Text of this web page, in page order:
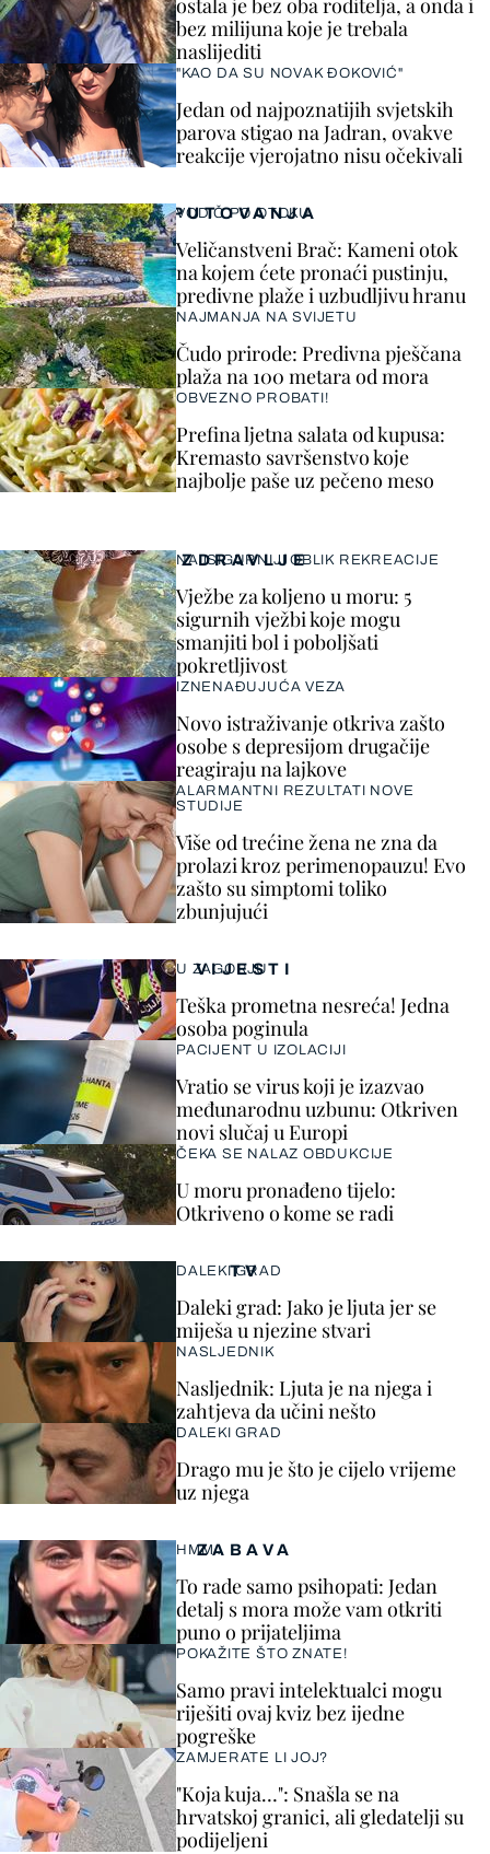
VIJESTI
U ZAGORJU
Teška prometna nesreća! Jedna
osoba poginula
PACIJENT U IZOLACIJI
Vratio se virus koji je izazvao
međunarodnu uzbunu: Otkriven
novi slučaj u Europi
ČEKA SE NALAZ OBDUKCIJE
U moru pronađeno tijelo:
Otkriveno o kome se radi
bez milijuna koje je trebala
naslijediti
"KAO DA SU NOVAK ĐOKOVIĆ"
Jedan od najpoznatijih svjetskih
parova stigao na Jadran, ovakve
reakcije vjerojatno nisu očekivali
ZDRAVLJE
NAJSIGURNIJI OBLIK REKREACIJE
Vježbe za koljeno u moru: 5
sigurnih vježbi koje mogu
smanjiti bol i poboljšati
pokretljivost
IZNENAĐUJUĆA VEZA
Novo istraživanje otkriva zašto
osobe s depresijom drugačije
reagiraju na lajkove
ALARMANTNI REZULTATI NOVE
STUDIJE
Više od trećine žena ne zna da
prolazi kroz perimenopauzu! Evo
zašto su simptomi toliko
zbunjujući
ZABAVA
HMM…
To rade samo psihopati: Jedan
detalj s mora može vam otkriti
puno o prijateljima
POKAŽITE ŠTO ZNATE!
Samo pravi intelektualci mogu
riješiti ovaj kviz bez ijedne
pogreške
ZAMJERATE LI JOJ?
"Koja kuja…": Snašla se na
hrvatskoj granici, ali gledatelji su
podijeljeni
TV
DALEKI GRAD
Daleki grad: Jako je ljuta jer se
miješa u njezine stvari
NASLJEDNIK
Nasljednik: Ljuta je na njega i
zahtjeva da učini nešto
DALEKI GRAD
Drago mu je što je cijelo vrijeme
uz njega
PUTOVANJA
VODIČ PO OTOKU
Veličanstveni Brač: Kameni otok
na kojem ćete pronaći pustinju,
predivne plaže i uzbudljivu hranu
NAJMANJA NA SVIJETU
Čudo prirode: Predivna pješčana
plaža na 100 metara od mora
OBVEZNO PROBATI!
Prefina ljetna salata od kupusa:
Kremasto savršenstvo koje
najbolje paše uz pečeno meso